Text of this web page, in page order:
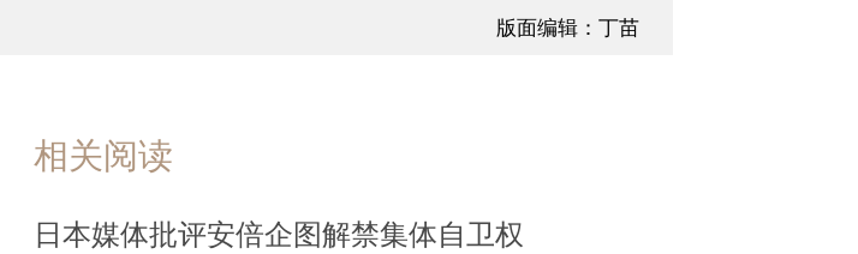
版面编辑：丁苗
相关阅读
日本媒体批评安倍企图解禁集体自卫权